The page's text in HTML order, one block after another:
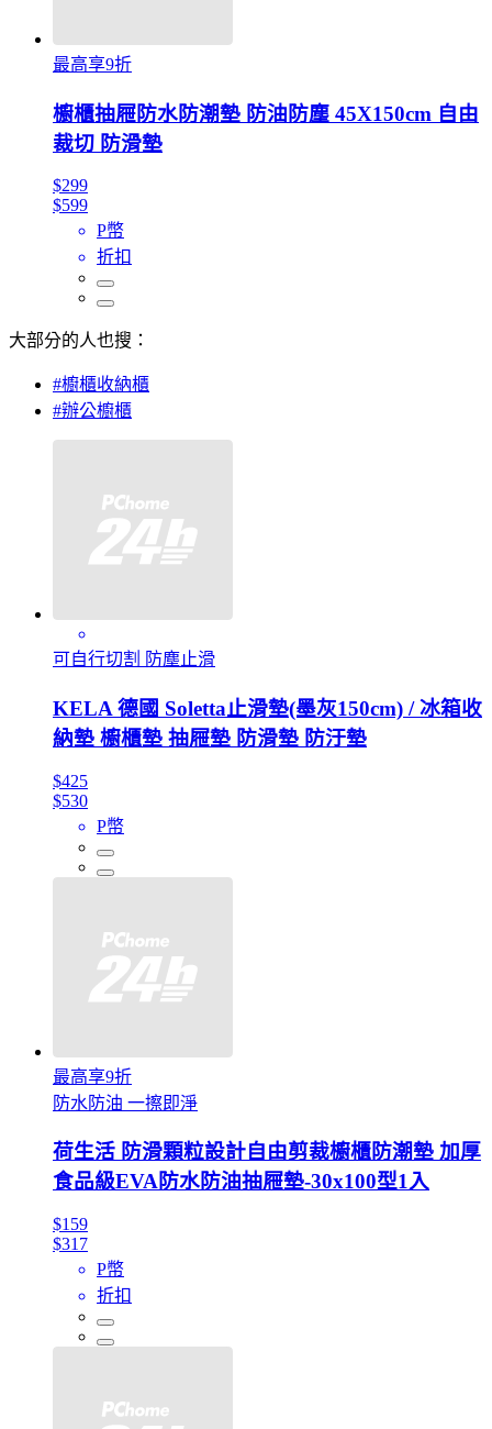
最高享9折
櫥櫃抽屜防水防潮墊 防油防塵 45X150cm 自由
裁切 防滑墊
$299
$599
P幣
折扣
大部分的人也搜：
#櫥櫃收納櫃
#辦公櫥櫃
可自行切割 防塵止滑
KELA 德國 Soletta止滑墊(墨灰150cm) / 冰箱收
納墊 櫥櫃墊 抽屜墊 防滑墊 防汙墊
$425
$530
P幣
最高享9折
防水防油 一擦即淨
荷生活 防滑顆粒設計自由剪裁櫥櫃防潮墊 加厚
食品級EVA防水防油抽屜墊-30x100型1入
$159
$317
P幣
折扣